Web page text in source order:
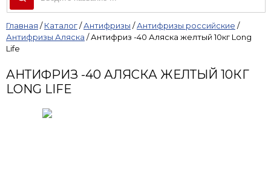
Главная /Каталог/Антифризы /Антифризы российские /
Антифризы Аляска /Антифриз -40 Аляска желтый 10кг Long
Life
АНТИФРИЗ -40 АЛЯСКА ЖЕЛТЫЙ 10КГ
LONG LIFE